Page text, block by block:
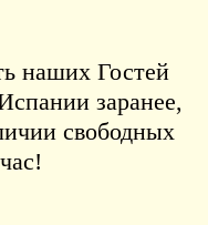
наших Гостей
заранее,
свободных